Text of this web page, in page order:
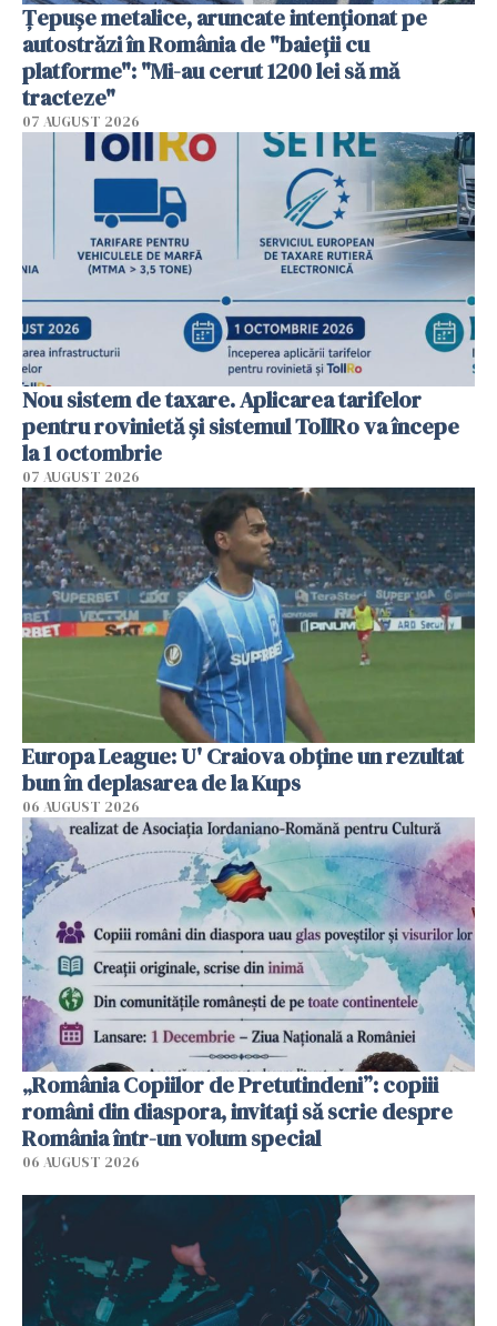
Țepușe metalice, aruncate intenționat pe
autostrăzi în România de "baieții cu
platforme": "Mi-au cerut 1200 lei să mă
tracteze"
07 AUGUST 2026
Nou sistem de taxare. Aplicarea tarifelor
pentru rovinietă şi sistemul TollRo va începe
la 1 octombrie
07 AUGUST 2026
Europa League: U' Craiova obține un rezultat
bun în deplasarea de la Kups
06 AUGUST 2026
„România Copiilor de Pretutindeni”: copiii
români din diaspora, invitați să scrie despre
România într-un volum special
06 AUGUST 2026